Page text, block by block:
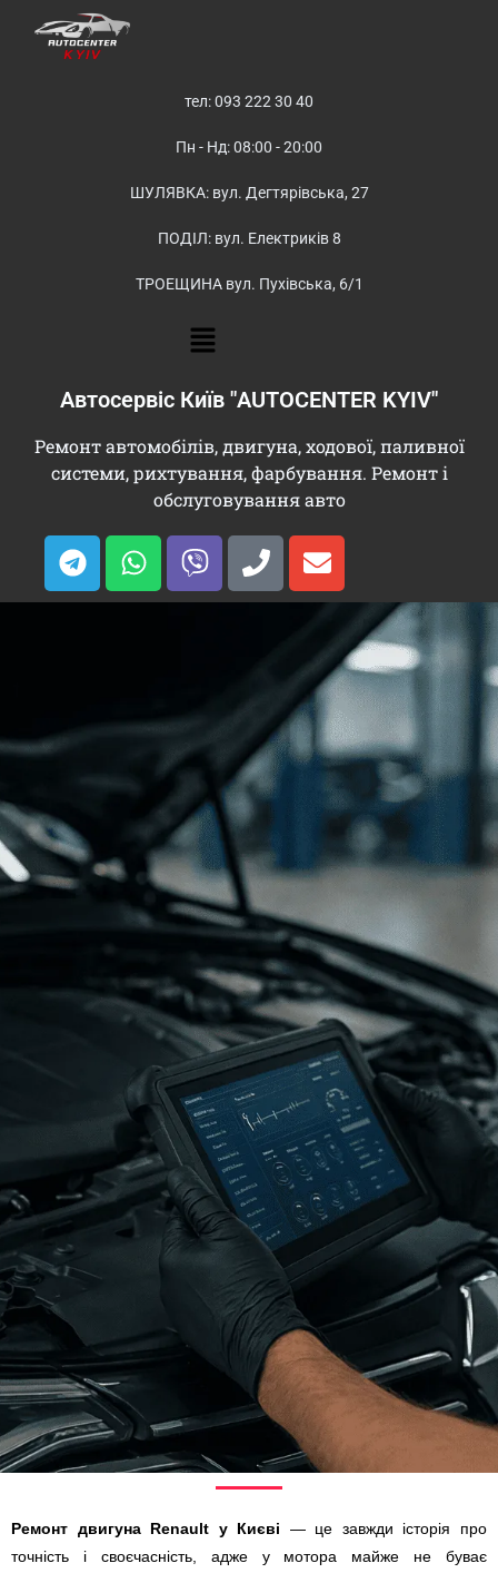
тел: 093 222 30 40
Пн - Нд: 08:00 - 20:00
ШУЛЯВКА: вул. Дегтярівська, 27
ПОДІЛ: вул. Електриків 8
ТРОЕЩИНА вул. Пухівська, 6/1
Автосервіс Київ "AUTOCENTER KYIV"
Ремонт автомобілів, двигуна, ходової, паливної
системи, рихтування, фарбування. Ремонт і
обслуговування авто
Ремонт двигуна Renault у Києві — це завжди історія про
точність і своєчасність, адже у мотора майже не буває